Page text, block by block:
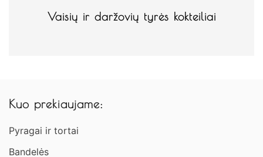
Vaisių ir daržovių tyrės kokteiliai
Kuo prekiaujame:
Pyragai ir tortai
Bandelės